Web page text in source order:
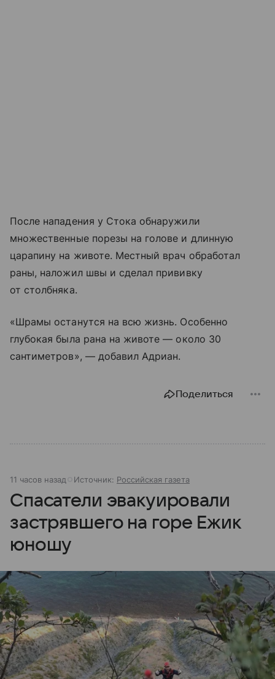
После нападения у Стока обнаружили
множественные порезы на голове и длинную
царапину на животе. Местный врач обработал
раны, наложил швы и сделал прививку
от столбняка.
«Шрамы останутся на всю жизнь. Особенно
глубокая была рана на животе — около 30
сантиметров», — добавил Адриан.
Поделиться
11 часов назад Источник: Российская газета
Спасатели эвакуировали
застрявшего на горе Ежик
юношу